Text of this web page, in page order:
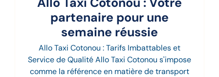
partenaire pour une
semaine réussie
Allo Taxi Cotonou : Tarifs Imbattables et
Service de Qualité Allo Taxi Cotonou s'impose
comme la référence en matière de transport